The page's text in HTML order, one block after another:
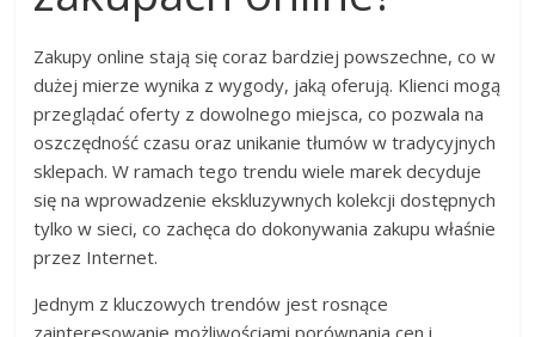
Zakupy online stają się coraz bardziej powszechne, co w
dużej mierze wynika z wygody, jaką oferują. Klienci mogą
przeglądać oferty z dowolnego miejsca, co pozwala na
oszczędność czasu oraz unikanie tłumów w tradycyjnych
sklepach. W ramach tego trendu wiele marek decyduje
się na wprowadzenie ekskluzywnych kolekcji dostępnych
tylko w sieci, co zachęca do dokonywania zakupu właśnie
przez Internet.
Jednym z kluczowych trendów jest rosnące